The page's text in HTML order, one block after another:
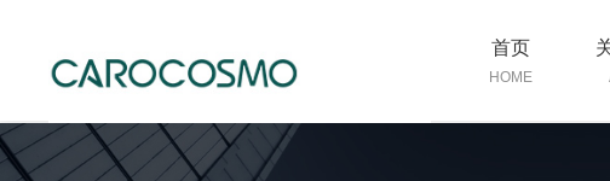
首页
HOME